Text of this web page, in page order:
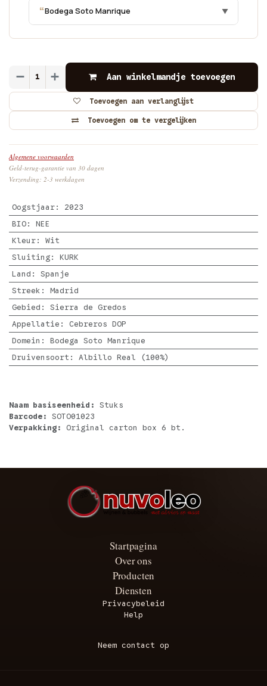
“Bodega Soto Manrique ▼
Aan winkelmandje toevoegen
Toevoegen om te vergelijken
Toevoegen aan verlanglijst
Algemene voorwaarden
Geld-terug-garantie van 30 dagen
Verzending: 2-3 werkdagen
Oogstjaar: 2023
BIO: NEE
Kleur: Wit
Sluiting: KURK
Land : Spanje
Streek : Madrid
Gebied : Sierra de Gredos
Appellatie : Cebreros DOP
Domein : Bodega Soto Manrique
Druivensoort : Albillo Real (100%)
Naam basiseenheid: Stuks
Barcode: SOTO01023
Verpakking: Original carton box 6 bt.
Startpagina
Over ons
Producten
Diensten
Privacybeleid
Help
Neem contact op